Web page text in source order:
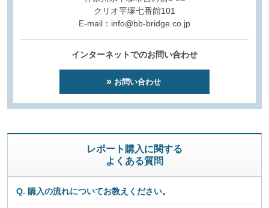
クリオ平塚七番館101
E-mail：info@bb-bridge.co.jp
インターネットでのお問い合わせ
お問い合わせ
レポート購入に関する
よくある質問
Q. 購入の流れについてお教えください。